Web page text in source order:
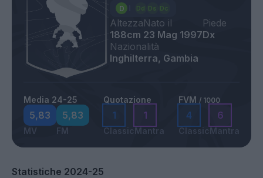
Altezza
188cm
Nato il
23 Mag 1997
Piede
Dx
Nazionalità
Inghilterra, Gambia
Media 24-25
5,83
MV
5,83
FM
Quotazione
1
Classic
1
Mantra
FVM / 1000
4
Classic
6
Mantra
Statistiche 2024-25